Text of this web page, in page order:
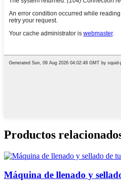
Productos
Máquina de llenado y